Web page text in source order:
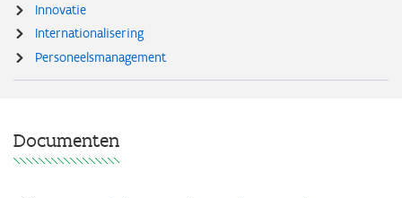
Innovatie
Internationalisering
Personeelsmanagement
Documenten